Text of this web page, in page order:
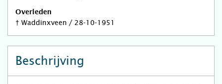
Overleden
† Waddinxveen / 28-10-1951
Beschrijving